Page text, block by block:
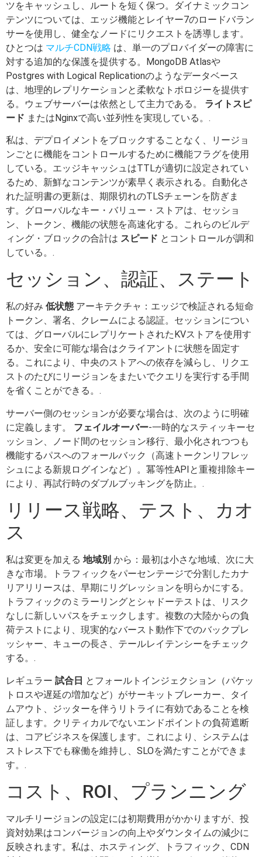
ツをキャッシュし、ルートを短く保つ。ダイナミックコン
テンツについては、エッジ機能とレイヤー7のロードバラン
サーを使用し、健全なノードにリクエストを誘導します。
ひとつは マルチCDN戦略 は、単一のプロバイダーの障害に
対する追加的な保護を提供する。MongoDB Atlasや
Postgres with Logical Replicationのようなデータベース
は、地理的レプリケーションと柔軟なトポロジーを提供す
る。ウェブサーバーは依然として主力である。 ライトスピ
ード またはNginxで高い並列性を実現している。.
私は、デプロイメントをブロックすることなく、リージョ
ンごとに機能をコントロールするために機能フラグを使用
している。エッジキャッシュはTTLが適切に設定されてい
るため、新鮮なコンテンツが素早く表示される。自動化さ
れた証明書の更新は、期限切れのTLSチェーンを防ぎま
す。グローバルなキー・バリュー・ストアは、セッショ
ン、トークン、機能の状態を高速化する。これらのビルデ
ィング・ブロックの合計は スピード とコントロールが調和
している。.
セッション、認証、ステート
私の好み 低状態 アーキテクチャ：エッジで検証される短命
トークン、署名、クレームによる認証。セッションについ
ては、グローバルにレプリケートされたKVストアを使用す
るか、安全に可能な場合はクライアントに状態を固定す
る。これにより、中央のストアへの依存を減らし、リクエ
ストのたびにリージョンをまたいでクエリを実行する手間
を省くことができる。.
サーバー側のセッションが必要な場合は、次のように明確
に定義します。 フェイルオーバー-一時的なスティッキーセ
ッション、ノード間のセッション移行、最小化されつつも
機能するパスへのフォールバック（高速トークンリフレッ
シュによる新規ログインなど）。冪等性APIと重複排除キー
により、再試行時のダブルブッキングを防止。.
リリース戦略、テスト、カオ
ス
私は変更を加える 地域別 から：最初は小さな地域、次に大
きな市場。トラフィックをパーセンテージで分割したカナ
リアリリースは、早期にリグレッションを明らかにする。
トラフィックのミラーリングとシャドーテストは、リスク
なしに新しいパスをチェックします。複数の大陸からの負
荷テストにより、現実的なバースト動作下でのバックプレ
ッシャー、キューの長さ、テールレイテンシーをチェック
する。.
レギュラー 試合日 とフォールトインジェクション（パケッ
トロスや遅延の増加など）がサーキットブレーカー、タイ
ムアウト、ジッターを伴うリトライに有効であることを検
証します。クリティカルでないエンドポイントの負荷遮断
は、コアビジネスを保護します。これにより、システムは
ストレス下でも稼働を維持し、SLOを満たすことができま
す。.
コスト、ROI、プランニング
マルチリージョンの設定には初期費用がかかりますが、投
資対効果はコンバージョンの向上やダウンタイムの減少に
反映されます。私は、ホスティング、トラフィック、CDN